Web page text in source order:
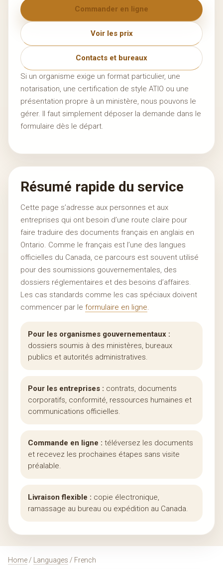
Commander en ligne
Voir les prix
Contacts et bureaux
Si un organisme exige un format particulier, une
notarisation, une certification de style ATIO ou une
présentation propre à un ministère, nous pouvons le
gérer. Il faut simplement déposer la demande dans le
formulaire dès le départ.
Résumé rapide du service
Cette page s’adresse aux personnes et aux
entreprises qui ont besoin d’une route claire pour
faire traduire des documents français en anglais en
Ontario. Comme le français est l’une des langues
officielles du Canada, ce parcours est souvent utilisé
pour des soumissions gouvernementales, des
dossiers réglementaires et des besoins d’affaires.
Les cas standards comme les cas spéciaux doivent
commencer par le formulaire en ligne.
Pour les organismes gouvernementaux :
dossiers soumis à des ministères, bureaux
publics et autorités administratives.
Pour les entreprises : contrats, documents
corporatifs, conformité, ressources humaines et
communications officielles.
Commande en ligne : téléversez les documents
et recevez les prochaines étapes sans visite
préalable.
Livraison flexible : copie électronique,
ramassage au bureau ou expédition au Canada.
Home / Languages / French